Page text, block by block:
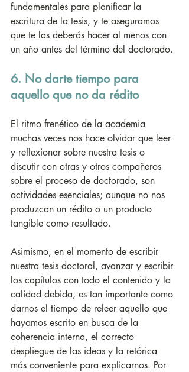
fundamentales para planificar la
escritura de la tesis, y te aseguramos
que te las deberás hacer al menos con
un año antes del término del doctorado.
6. No darte tiempo para
aquello que no da rédito
El ritmo frenético de la academia
muchas veces nos hace olvidar que leer
y reflexionar sobre nuestra tesis o
discutir con otras y otros compañeros
sobre el proceso de doctorado, son
actividades esenciales; aunque no nos
produzcan un rédito o un producto
tangible como resultado.
Asimismo, en el momento de escribir
nuestra tesis doctoral, avanzar y escribir
los capítulos con todo el contenido y la
calidad debida, es tan importante como
darnos el tiempo de releer aquello que
hayamos escrito en busca de la
coherencia interna, el correcto
despliegue de las ideas y la retórica
más conveniente para explicarnos. Por